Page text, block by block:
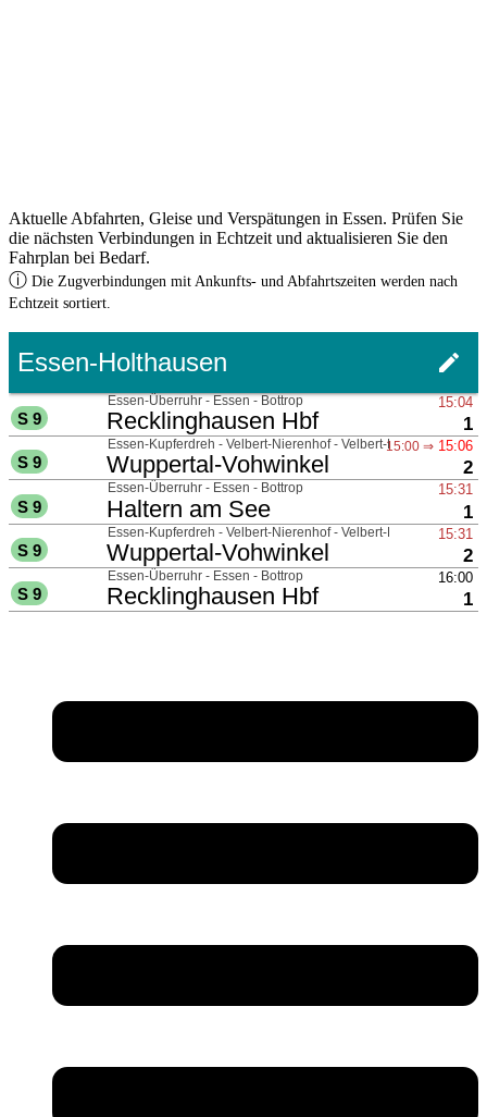
Aktuelle Abfahrten, Gleise und Verspätungen in Essen. Prüfen Sie
die nächsten Verbindungen in Echtzeit und aktualisieren Sie den
Fahrplan bei Bedarf.
ⓘ Die Zugverbindungen mit Ankunfts- und Abfahrtszeiten werden nach
Echtzeit sortiert.